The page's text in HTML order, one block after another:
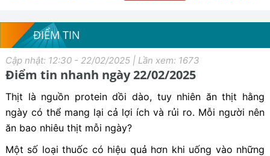
ĐIỂM TIN
Cập nhật: 12:30 - 22/02/2025 | Lần xem: 1673
Điểm tin nhanh ngày 22/02/2025
Thịt là nguồn protein dồi dào, tuy nhiên ăn thịt hằng
ngày có thể mang lại cả lợi ích và rủi ro. Mỗi người nên
ăn bao nhiêu thịt mỗi ngày?
Một số loại thuốc có hiệu quả hơn khi uống vào những